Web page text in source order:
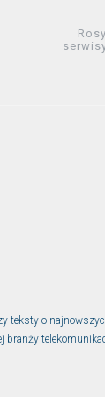
teksty o
branży